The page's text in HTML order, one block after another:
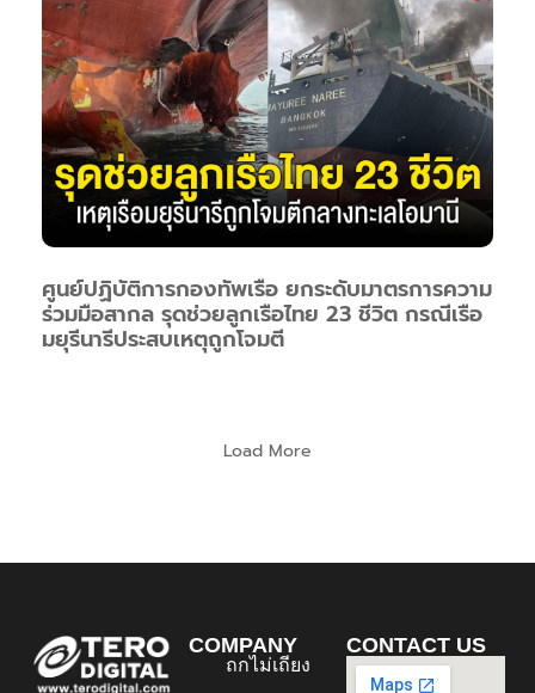
ศูนย์ปฏิบัติการกองทัพเรือ ยกระดับมาตรการความ
ร่วมมือสากล รุดช่วยลูกเรือไทย 23 ชีวิต กรณีเรือ
มยุรีนารีประสบเหตุถูกโจมตี
Load More
COMPANY
ถกไม่เถียง
CONTACT US